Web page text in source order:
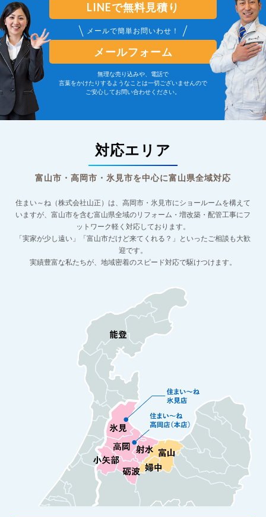
LINEで無料見積り
メールで簡単お問いわせ！
メールフォーム
無理な売り込みや、電話で
言葉をかけたりするようなことは一切ございませんので
ご安心してお問い合わせください。
対応エリア
富山市・高岡市・氷見市を中心に富山県全域対応
住まい～ね（株式会社山正）は、高岡市・氷見市にショールームを構えて
いますが、 富山市を含む富山県全域のリフォーム・増改築・配管工事にフ
ットワーク軽く対応しております。
「実家が少し遠い」「富山市だけど来てくれる？」といったご相談も大歓
迎です。
実績豊富な私たちが、地域密着のスピード対応で駆けつけます。